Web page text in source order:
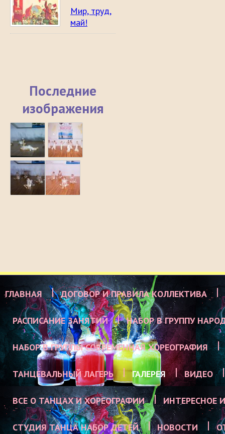
Мир, труд,
май!
Последние
изображения
ГЛАВНАЯ ДОГОВОР И ПРАВИЛА КОЛЛЕКТИВА
РАСПИСАНИЕ ЗАНЯТИЙ НАБОР В ГРУППУ
НАБОР В ГРУППЫ СОВРЕМЕННАЯ ХОРЕОГРАФИЯ
ТАНЦЕВАЛЬНЫЙ ЛАГЕРЬ ГАЛЕРЕЯ ВИДЕО
ВСЕ О ТАНЦАХ И ХОРЕОГРАФИИ ИНТЕРЕСНОЕ
СТУДИЯ ТАНЦА НАБОР ДЕТЕЙ НОВОСТИ